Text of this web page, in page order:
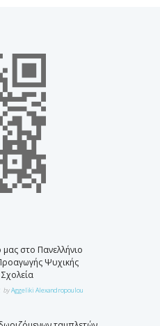
μας στο Πανελλήνιο
Ψυχικής
byAggeliki Alexandropoulou